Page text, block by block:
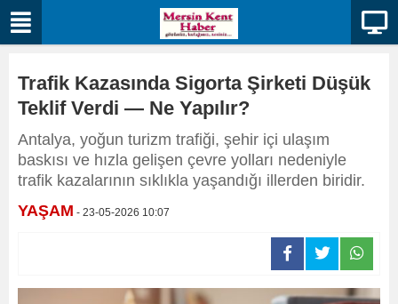
Trafik Kazasında Sigorta Şirketi Düşük
Teklif Verdi — Ne Yapılır?
​​​​​​​Antalya, yoğun turizm trafiği, şehir içi ulaşım
baskısı ve hızla gelişen çevre yolları nedeniyle
trafik kazalarının sıklıkla yaşandığı illerden biridir.
YAŞAM - 23-05-2026 10:07